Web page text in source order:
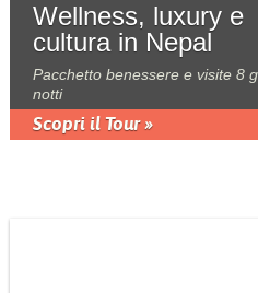
Wellness, luxury e
cultura in Nepal
Pacchetto benessere e visite 8 giorni/7
notti
Scopri il Tour »